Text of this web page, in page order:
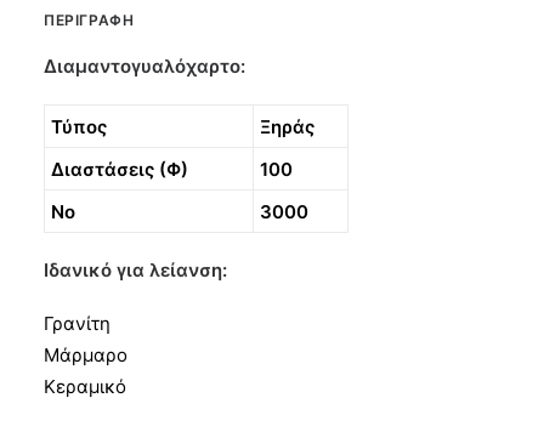
ΠΕΡΙΓΡΑΦΉ
Διαμαντογυαλόχαρτο:
Τύπος
Ξηράς
Διαστάσεις (Φ)
100
Νο
3000
Ιδανικό για λείανση:
Γρανίτη
Μάρμαρο
Κεραμικό